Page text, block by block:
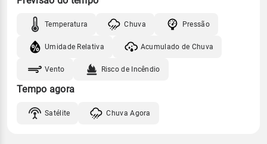
Temperatura Chuva Pressão
Umidade Relativa Acumulado de Chuva
Vento Risco de Incêndio
Tempo agora
Satélite Chuva Agora